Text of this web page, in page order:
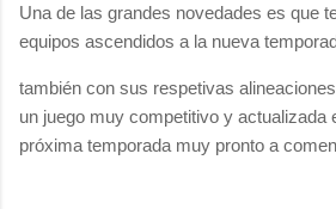
Una de las grandes novedades es que
equipos ascendidos a la nueva
también con sus respetivas
un juego muy competitivo y actualizada
próxima temporada muy pronto a